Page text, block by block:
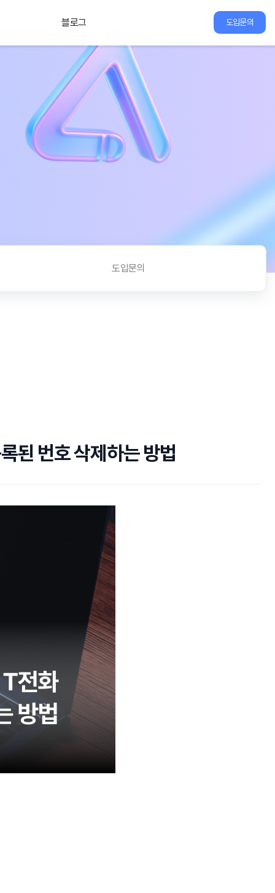
블로그 도입문의
도입문의
된 번호 삭제하는 방법